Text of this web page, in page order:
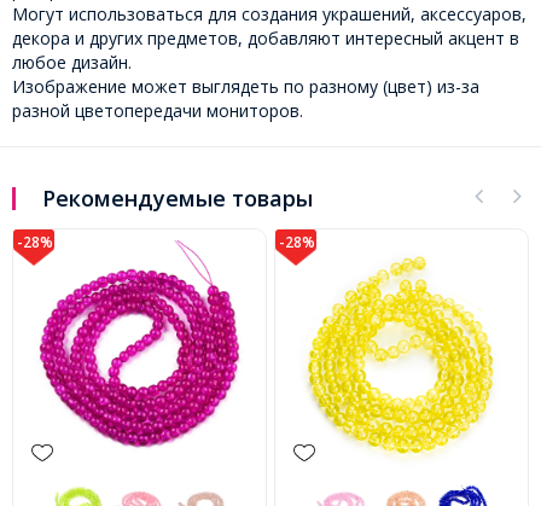
Могут использоваться для создания украшений, аксессуаров,
декора и других предметов, добавляют интересный акцент в
любое дизайн.
Изображение может выглядеть по разному (цвет) из-за
разной цветопередачи мониторов.
Рекомендуемые товары
-28% -28%